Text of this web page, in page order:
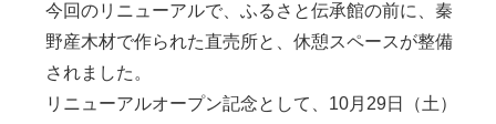
今回のリニューアルで、ふるさと伝承館の前に、秦
野産木材で作られた直売所と、休憩スペースが整備
されました。
リニューアルオープン記念として、10月29日（土）